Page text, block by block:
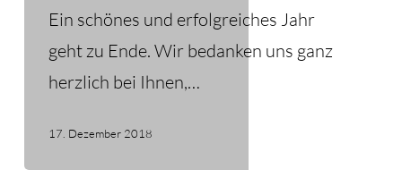
Ein schönes und erfolgreiches Jahr
geht zu Ende. Wir bedanken uns ganz
herzlich bei Ihnen,…
17. Dezember 2018